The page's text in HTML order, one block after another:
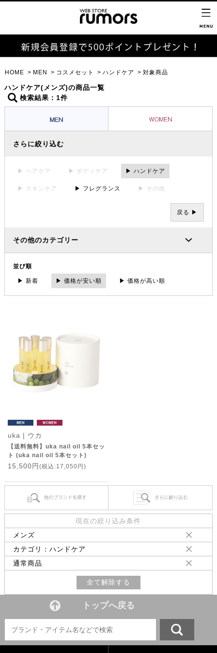
HOME MEN コスメセット ハンドケア 対象商品
ハンドケア(メンズ)の商品一覧
検索結果：1件
さらに絞り込む
▶ ヘアケア ▶ ボディケア ▶ ハンドケア
▶ スキンケア ▶ フレグランス ▶ その他
戻る ▶
その他のカテゴリー
並び順
▶ 新着 ▶ 価格が安い順 ▶ 価格が高い順
uka | ウカ
【送料無料】uka nail oil 5本セッ
ト (uka nail oil 5本セット)
15,500円 (税込:17,050円)
現在の絞り込み条件
メンズ
カテゴリ：ハンドケア
通常商品
全て解除する
トップへ戻る